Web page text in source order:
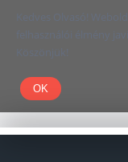
Kedves Olvasó!
felhasználói élmény
Köszönjük!